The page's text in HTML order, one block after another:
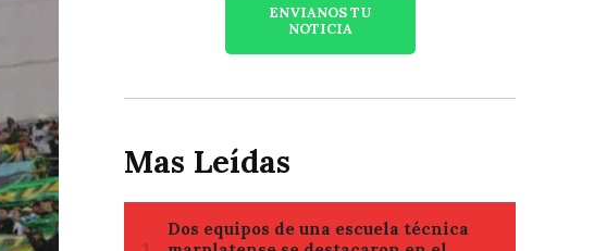
ENVIANOS TU
NOTICIA
Mas Leídas